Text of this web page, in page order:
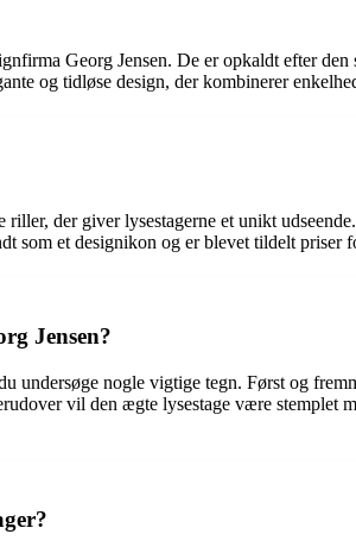
Georg Jensen. De er opkaldt efter
og tidløse design, der kombinerer
riller, der giver lysestagerne et unikt
som et designikon og er blevet tildelt priser
Jensen?
undersøge nogle vigtige tegn. Først og
vil den ægte lysestage være